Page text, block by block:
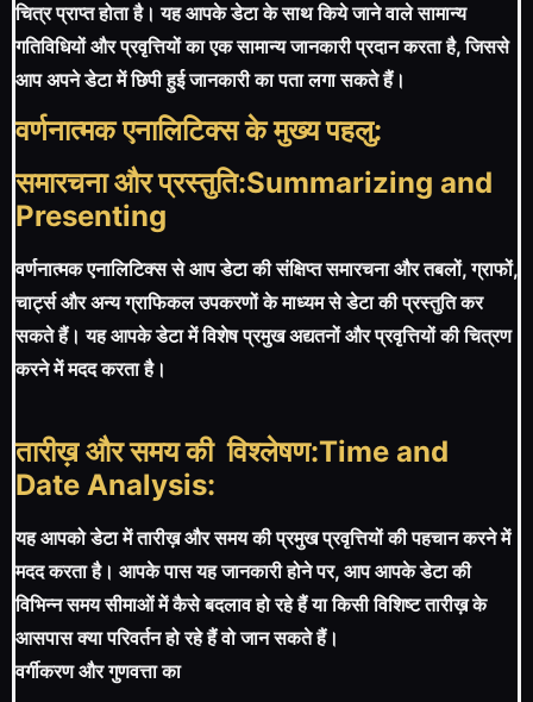
चित्र प्राप्त होता है। यह आपके डेटा के साथ किये जाने वाले सामान्य
गतिविधियों और प्रवृत्तियों का एक सामान्य जानकारी प्रदान करता है, जिससे
आप अपने डेटा में छिपी हुई जानकारी का पता लगा सकते हैं।
वर्णनात्मक एनालिटिक्स के मुख्य पहलु:
समारचना और प्रस्तुति:Summarizing and
Presenting
वर्णनात्मक एनालिटिक्स से आप डेटा की संक्षिप्त समारचना और तबलों, ग्राफों,
चार्ट्स और अन्य ग्राफिकल उपकरणों के माध्यम से डेटा की प्रस्तुति कर
सकते हैं। यह आपके डेटा में विशेष प्रमुख अद्यतनों और प्रवृत्तियों की चित्रण
करने में मदद करता है।
तारीख़ और समय की विश्लेषण:Time and
Date Analysis:
यह आपको डेटा में तारीख़ और समय की प्रमुख प्रवृत्तियों की पहचान करने में
मदद करता है। आपके पास यह जानकारी होने पर, आप आपके डेटा की
विभिन्न समय सीमाओं में कैसे बदलाव हो रहे हैं या किसी विशिष्ट तारीख़ के
आसपास क्या परिवर्तन हो रहे हैं वो जान सकते हैं।
वर्गीकरण और गुणवत्ता का